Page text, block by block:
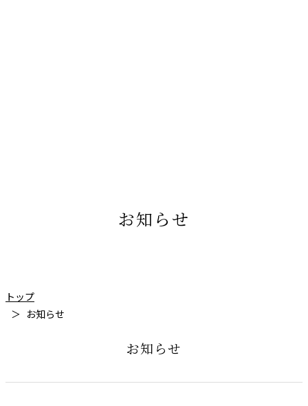
お知らせ
トップ
お知らせ
お知らせ